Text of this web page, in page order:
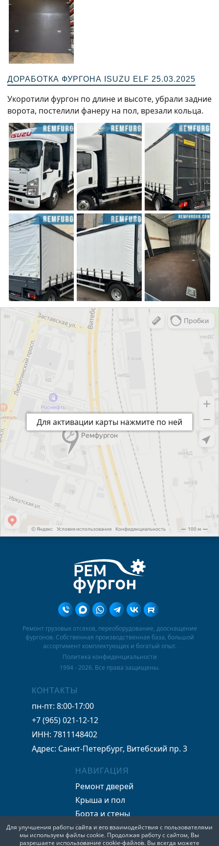
ДОРАБОТКА ФУРГОНА ISUZU ELF 25.03.2025
Укоротили фургон по длине и высоте, убрали задние
ворота, постелили фанеру на пол, врезали кольца.
Для активации карты нажмите по ней
Для активации карты нажмите по ней
Ремонт грузовых отсеков, переоборудование, дооснащение
фургонов. Собственная производственная база, большой
ассортимент комплектующих и богатый опыт.
Политика конфиденциальности
1994 - 2026. Все права защищены.
НАВИГАЦИЯ
Ремонт дверей
Крыша и пол
Борта и стены
Электрика
Удлинение шасси
КОНТАКТЫ
пн-пт: 8:00-17:00
+7 (965) 021-12-12
ИНН: 7811148402
Адрес: Санкт-Петербург, Витебский пр. 3
Для улучшения работы сайта и его взаимодействия с пользователями
мы используем файлы cookie. Продолжая работу с сайтом, Вы
разрешаете использование cookie-файлов. Вы всегда можете